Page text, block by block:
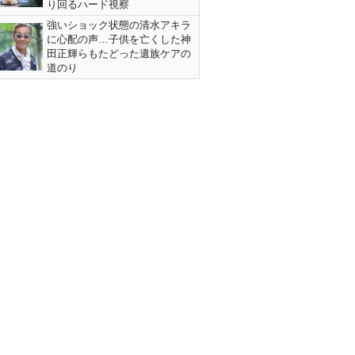
り回るハード視察
強いショック状態の清水アキラ
に心配の声…子供を亡くした神
田正輝らもたどった遺族ケアの
道のり